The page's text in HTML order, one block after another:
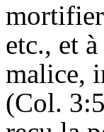
etc., et
malice,
(Col.